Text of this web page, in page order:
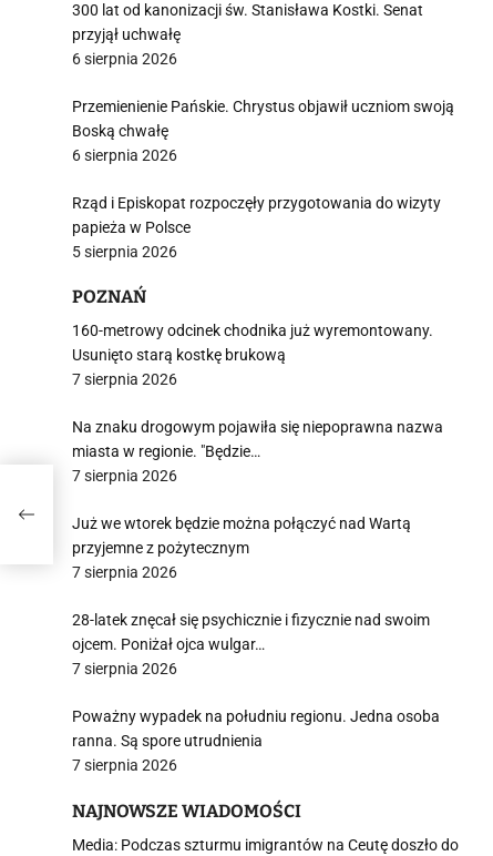
300 lat od kanonizacji św. Stanisława Kostki. Senat
przyjął uchwałę
6 sierpnia 2026
Przemienienie Pańskie. Chrystus objawił uczniom swoją
Boską chwałę
6 sierpnia 2026
Rząd i Episkopat rozpoczęły przygotowania do wizyty
papieża w Polsce
5 sierpnia 2026
POZNAŃ
160-metrowy odcinek chodnika już wyremontowany.
Usunięto starą kostkę brukową
7 sierpnia 2026
Na znaku drogowym pojawiła się niepoprawna nazwa
miasta w regionie. "Będzie…
7 sierpnia 2026
Już we wtorek będzie można połączyć nad Wartą
przyjemne z pożytecznym
7 sierpnia 2026
28-latek znęcał się psychicznie i fizycznie nad swoim
ojcem. Poniżał ojca wulgar…
7 sierpnia 2026
Poważny wypadek na południu regionu. Jedna osoba
ranna. Są spore utrudnienia
7 sierpnia 2026
NAJNOWSZE WIADOMOŚCI
Media: Podczas szturmu imigrantów na Ceutę doszło do